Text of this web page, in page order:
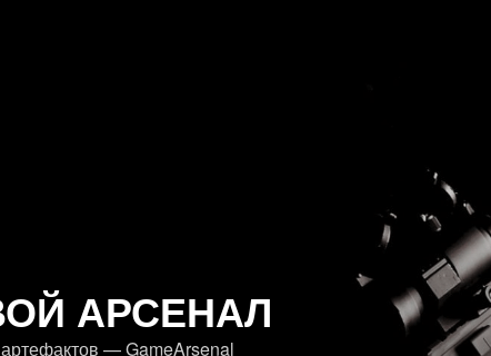
АРСЕНАЛ
— GameArsenal